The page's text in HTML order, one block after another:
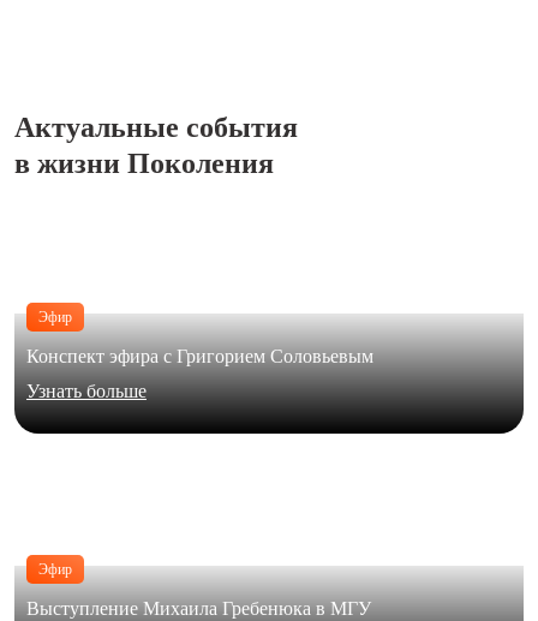
Актуальные события
в жизни Поколения
Эфир
Конспект эфира с Григорием Соловьевым
Узнать больше
Эфир
Выступление Михаила Гребенюка в МГУ